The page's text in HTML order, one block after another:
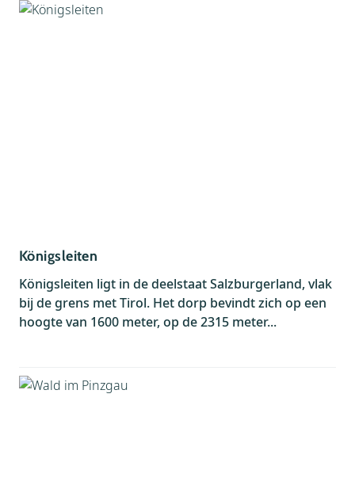
Königsleiten
Königsleiten ligt in de deelstaat Salzburgerland, vlak
bij de grens met Tirol. Het dorp bevindt zich op een
hoogte van 1600 meter, op de 2315 meter...